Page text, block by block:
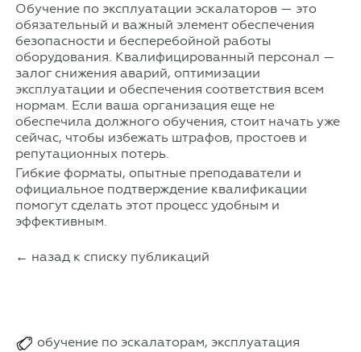
Обучение по эксплуатации эскалаторов — это
обязательный и важный элемент обеспечения
безопасности и бесперебойной работы
оборудования. Квалифицированный персонал —
залог снижения аварий, оптимизации
эксплуатации и обеспечения соответствия всем
нормам. Если ваша организация еще не
обеспечила должного обучения, стоит начать уже
сейчас, чтобы избежать штрафов, простоев и
репутационных потерь.
Гибкие форматы, опытные преподаватели и
официальное подтверждение квалификации
помогут сделать этот процесс удобным и
эффективным.
← назад к списку публикаций
обучение по эскалаторам, эксплуатация